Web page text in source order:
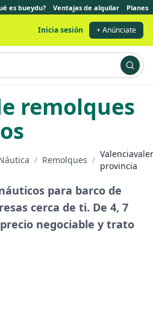
es bueydu? Ventajas de alquilar Planes
Inicia sesión + Anúnciate
remolques
/ Remolques /
provincia
para barco de
cerca de ti. De 4, 7
negociable y trato